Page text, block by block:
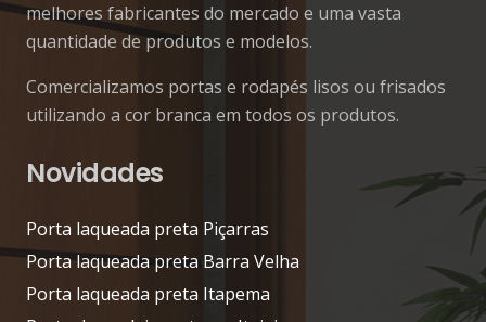
melhores fabricantes do mercado e uma vasta
quantidade de produtos e modelos.
Comercializamos portas e rodapés lisos ou frisados
utilizando a cor branca em todos os produtos.
Novidades
Porta laqueada preta Piçarras
Porta laqueada preta Barra Velha
Porta laqueada preta Itapema